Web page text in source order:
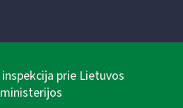
prie Lietuvos